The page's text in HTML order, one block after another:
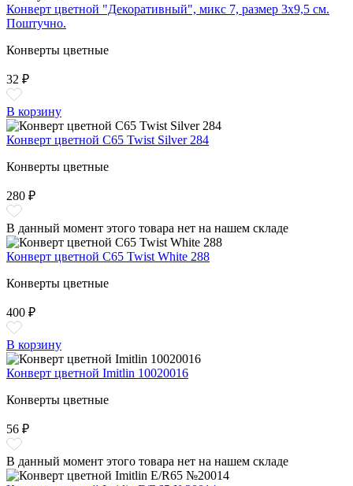
Конверт цветной "Декоративный", микс 7, размер 3х9,5 см.
Поштучно.
Конверты цветные
32 ₽
В корзину
Конверт цветной С65 Twist Silver 284
Конверты цветные
280 ₽
В данный момент этого товара нет на нашем складе
Конверт цветной С65 Twist White 288
Конверты цветные
400 ₽
В корзину
Конверт цветной Imitlin 10020016
Конверты цветные
56 ₽
В данный момент этого товара нет на нашем складе